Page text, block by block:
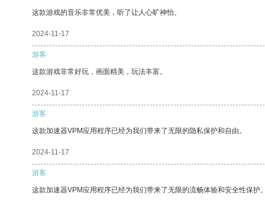
这款游戏的音乐非常优美，听了让人心旷神怡。
2024-11-17
游客
这款游戏非常好玩，画面精美，玩法丰富。
2024-11-17
游客
这款加速器VPM应用程序已经为我们带来了无限的隐私保护和自由。
2024-11-17
游客
这款加速器VPM应用程序已经为我们带来了无限的流畅体验和安全性保护